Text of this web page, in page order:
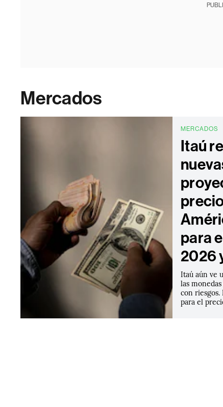
Mercados
MERCADOS
Itaú
para
2026
Itaú aún ve
las
con riesgos.
para el